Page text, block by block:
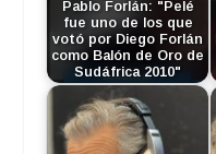
Pablo Forlán: "Pelé
fue uno de los que
votó por Diego Forlán
como Balón de Oro de
Sudáfrica 2010"